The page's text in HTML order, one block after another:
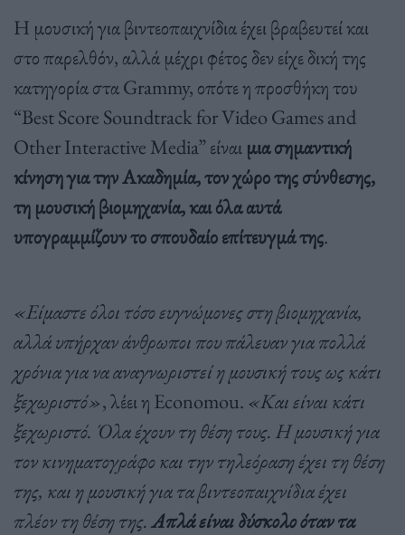
Η μουσική για βιντεοπαιχνίδια έχει βραβευτεί και
στο παρελθόν, αλλά μέχρι φέτος δεν είχε δική της
κατηγορία στα Grammy, οπότε η προσθήκη του
“Best Score Soundtrack for Video Games and
Other Interactive Media” είναι μια σημαντική
κίνηση για την Ακαδημία, τον χώρο της σύνθεσης,
τη μουσική βιομηχανία, και όλα αυτά
υπογραμμίζουν το σπουδαίο επίτευγμά της.
«Είμαστε όλοι τόσο ευγνώμονες στη βιομηχανία,
αλλά υπήρχαν άνθρωποι που πάλευαν για πολλά
χρόνια για να αναγνωριστεί η μουσική τους ως κάτι
ξεχωριστό», λέει η Economou. «Και είναι κάτι
ξεχωριστό. Όλα έχουν τη θέση τους. Η μουσική για
τον κινηματογράφο και την τηλεόραση έχει τη θέση
της, και η μουσική για τα βιντεοπαιχνίδια έχει
πλέον τη θέση της.Απλά είναι δύσκολο όταν τα